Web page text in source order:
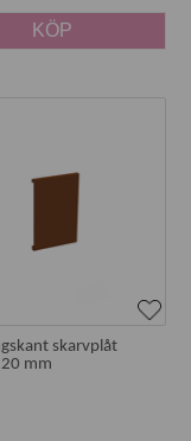
KÖP
skarvplåt
mm